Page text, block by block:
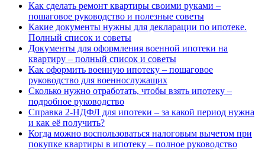
Как сделать ремонт квартиры своими руками –
пошаговое руководство и полезные советы
Какие документы нужны для декларации по ипотеке.
Полный список и советы
Документы для оформления военной ипотеки на
квартиру – полный список и советы
Как оформить военную ипотеку – пошаговое
руководство для военнослужащих
Сколько нужно отработать, чтобы взять ипотеку –
подробное руководство
Справка 2-НДФЛ для ипотеки – за какой период нужна
и как её получить?
Когда можно воспользоваться налоговым вычетом при
покупке квартиры в ипотеку – полное руководство